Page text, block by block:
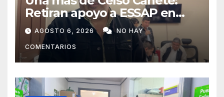
Retiran apoyo a ESSAP en
Concepción
AGOSTO 6, 2026 NO HAY
COMENTARIOS